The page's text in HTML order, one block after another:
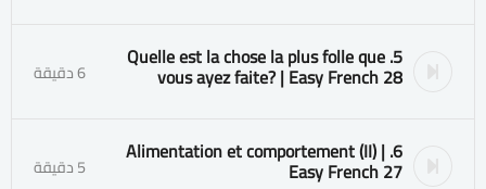
5. Quelle est la chose la plus folle que
vous ayez faite? | Easy French 28 6 دقيقة
6. Alimentation et comportement (II) |
Easy French 27 5 دقيقة